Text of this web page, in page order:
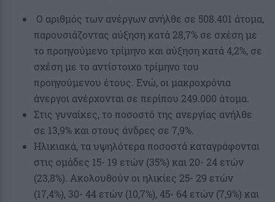
Ο αριθμός των ανέργων ανήλθε σε 508.401 άτομα,
παρουσιάζοντας αύξηση κατά 28,7% σε σχέση με
το προηγούμενο τρίμηνο και αύξηση κατά 4,2%, σε
σχέση με το αντίστοιχο τρίμηνο του
προηγούμενου έτους. Ενώ, οι μακροχρόνια
άνεργοι ανέρχονται σε περίπου 249.000 άτομα.
Στις γυναίκες, το ποσοστό της ανεργίας ανήλθε
σε 13,9% και στους άνδρες σε 7,9%.
Ηλικιακά, τα υψηλότερα ποσοστά καταγράφονται
στις ομάδες 15- 19 ετών (35%) και 20- 24 ετών
(23,8%). Ακολουθούν οι ηλικίες 25- 29 ετών
(17,4%), 30- 44 ετών (10,7%), 45- 64 ετών (7,9%) και